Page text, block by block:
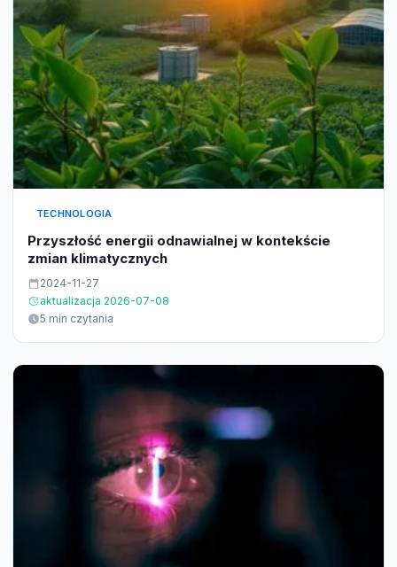
TECHNOLOGIA
Przyszłość energii odnawialnej w kontekście
zmian klimatycznych
2024-11-27
aktualizacja 2026-07-08
5 min czytania